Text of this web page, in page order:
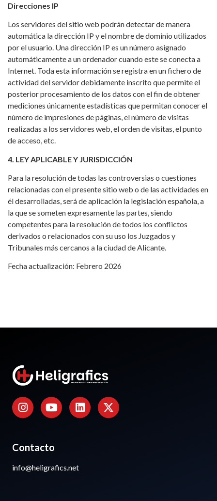
Direcciones IP
Los servidores del sitio web podrán detectar de manera
automática la dirección IP y el nombre de dominio utilizados
por el usuario. Una dirección IP es un número asignado
automáticamente a un ordenador cuando este se conecta a
Internet. Toda esta información se registra en un fichero de
actividad del servidor debidamente inscrito que permite el
posterior procesamiento de los datos con el fin de obtener
mediciones únicamente estadísticas que permitan conocer el
número de impresiones de páginas, el número de visitas
realizadas a los servidores web, el orden de visitas, el punto
de acceso, etc.
4. LEY APLICABLE Y JURISDICCIÓN
Para la resolución de todas las controversias o cuestiones
relacionadas con el presente sitio web o de las actividades en
él desarrolladas, será de aplicación la legislación española, a
la que se someten expresamente las partes, siendo
competentes para la resolución de todos los conflictos
derivados o relacionados con su uso los Juzgados y
Tribunales más cercanos a la ciudad de Alicante.
Fecha actualización: Febrero 2026
Contacto
info@heligrafics.net